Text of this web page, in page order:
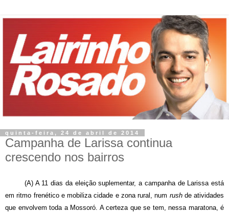
quinta-feira, 24 de abril de 2014
Campanha de Larissa continua
crescendo nos bairros
(A) A 11 dias da eleição suplementar, a campanha de Larissa está
em ritmo frenético e mobiliza cidade e zona rural, num rushde atividades
que envolvem toda a Mossoró. A certeza que se tem, nessa maratona, é